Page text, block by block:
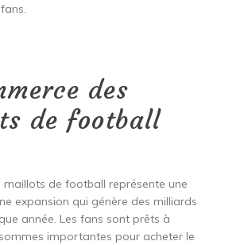
des
de football
maillots de football représente une
expansion qui génère des milliards
année. Les fans sont prêts à
importantes pour acheter le